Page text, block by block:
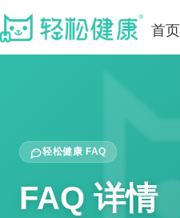
首页
轻松健康 FAQ
FAQ 详情